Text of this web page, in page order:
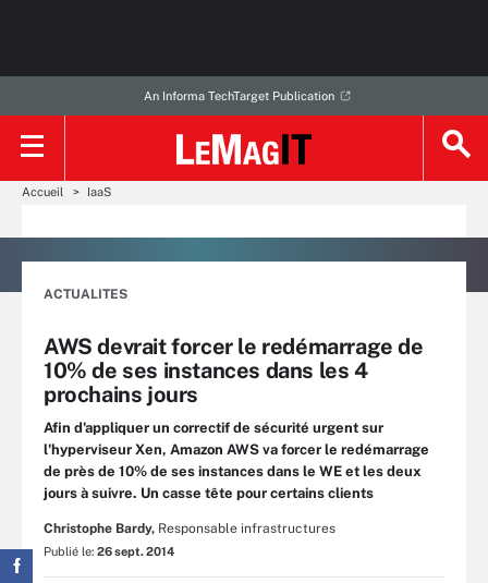
An Informa TechTarget Publication
Accueil IaaS
ACTUALITES
AWS devrait forcer le redémarrage de
10% de ses instances dans les 4
prochains jours
Afin d'appliquer un correctif de sécurité urgent sur
l'hyperviseur Xen, Amazon AWS va forcer le redémarrage
de près de 10% de ses instances dans le WE et les deux
jours à suivre. Un casse tête pour certains clients
Christophe Bardy, Responsable infrastructures
Publié le: 26 sept. 2014